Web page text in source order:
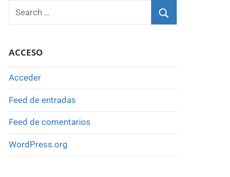
Search
for:
ACCESO
Acceder
Feed de entradas
Feed de comentarios
WordPress.org